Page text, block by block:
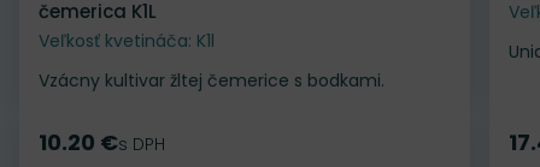
čemerica K1L
Veľkosť kvetináča: K1l
Vzácny kultivar žltej čemerice s bodkami.
Cena
10.20 €s DPH